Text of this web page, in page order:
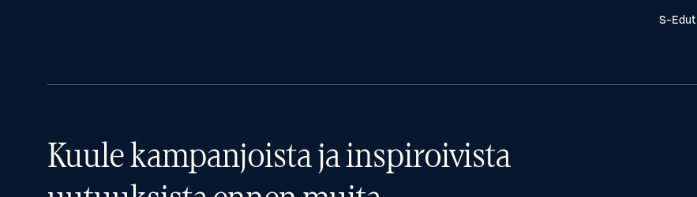
S-Edut
Kuule kampanjoista ja inspiroivista